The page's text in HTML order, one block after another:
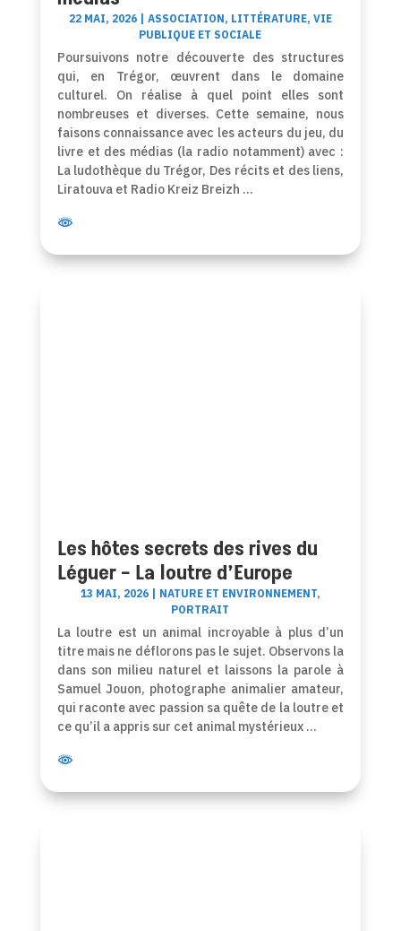
22 MAI, 2026| ASSOCIATION, LITTÉRATURE, VIE
PUBLIQUE ET SOCIALE
Poursuivons notre découverte des structures
qui, en Trégor, œuvrent dans le domaine
culturel. On réalise à quel point elles sont
nombreuses et diverses. Cette semaine, nous
faisons connaissance avec les acteurs du jeu, du
livre et des médias (la radio notamment) avec :
La ludothèque du Trégor, Des récits et des liens,
Liratouva et Radio Kreiz Breizh …
Les hôtes secrets des rives du
Léguer – La loutre d’Europe
13 MAI, 2026| NATURE ET ENVIRONNEMENT,
PORTRAIT
La loutre est un animal incroyable à plus d’un
titre mais ne déflorons pas le sujet. Observons la
dans son milieu naturel et laissons la parole à
Samuel Jouon, photographe animalier amateur,
qui raconte avec passion sa quête de la loutre et
ce qu’il a appris sur cet animal mystérieux …